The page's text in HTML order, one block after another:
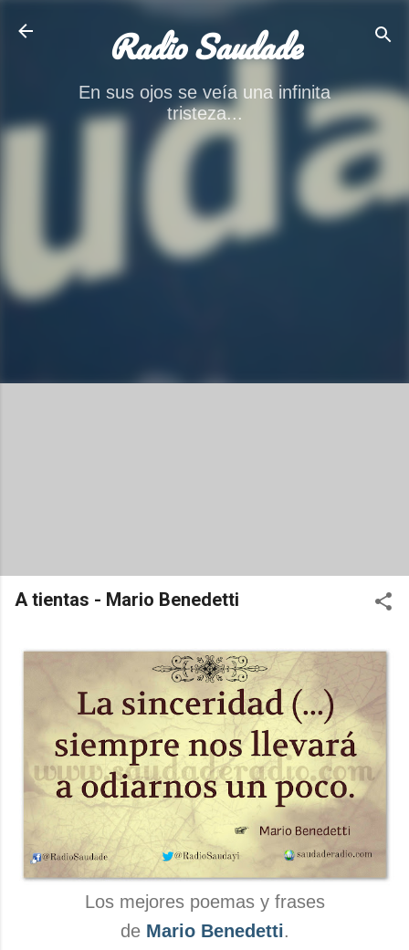
Radio Saudade
En sus ojos se veía una infinita
tristeza...
A tientas - Mario Benedetti
Los mejores poemas y frases
de Mario Benedetti.